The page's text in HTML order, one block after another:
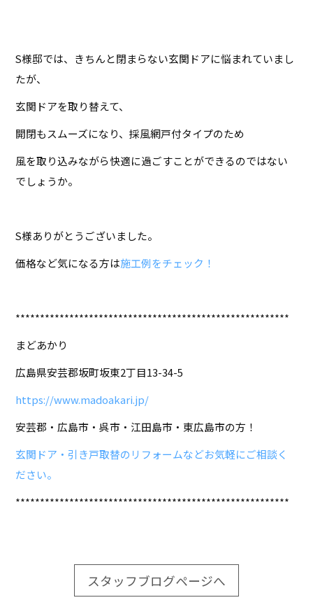
S様邸では、きちんと閉まらない玄関ドアに悩まれていまし
たが、
玄関ドアを取り替えて、
開閉もスムーズになり、採風網戸付タイプのため
風を取り込みながら快適に過ごすことができるのではない
でしょうか。
S様ありがとうございました。
価格など気になる方は施工例をチェック！
********************************************************
まどあかり
広島県安芸郡坂町坂東2丁目13-34-5
https://www.madoakari.jp/
安芸郡・広島市・呉市・江田島市・東広島市の方！
玄関ドア・引き戸取替のリフォームなどお気軽にご相談く
ださい。
********************************************************
スタッフブログページへ